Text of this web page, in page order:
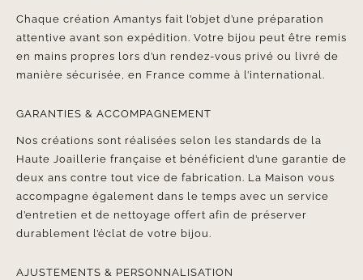
Chaque création Amantys fait l’objet d’une préparation
attentive avant son expédition. Votre bijou peut être remis
en mains propres lors d’un rendez-vous privé ou livré de
manière sécurisée, en France comme à l’international.
GARANTIES & ACCOMPAGNEMENT
Nos créations sont réalisées selon les standards de la
Haute Joaillerie française et bénéficient d’une garantie de
deux ans contre tout vice de fabrication. La Maison vous
accompagne également dans le temps avec un service
d’entretien et de nettoyage offert afin de préserver
durablement l’éclat de votre bijou.
AJUSTEMENTS & PERSONNALISATION